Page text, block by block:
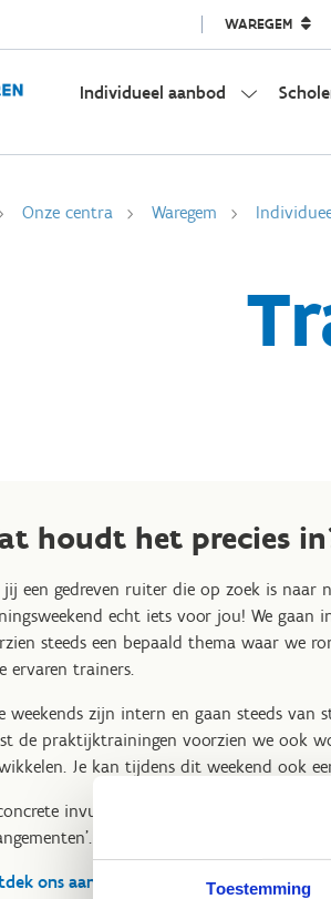
Toestemming
WAREGEM
Individueel aanbod
Onze centra Waregem
houdt het precies
jij een gedreven ruiter die op zoek is naar
echt iets voor jou! We gaan
steeds een bepaald thema waar we
ervaren trainers.
weekends zijn intern en gaan steeds
de praktijktrainingen voorzien we ook
Je kan tijdens dit weekend ook
invulling van elke weekend kan je
ons aanbod & schrijf je in